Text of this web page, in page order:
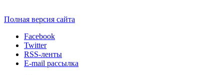
Полная версия сайта
Facebook
Twitter
RSS-ленты
E-mail рассылка